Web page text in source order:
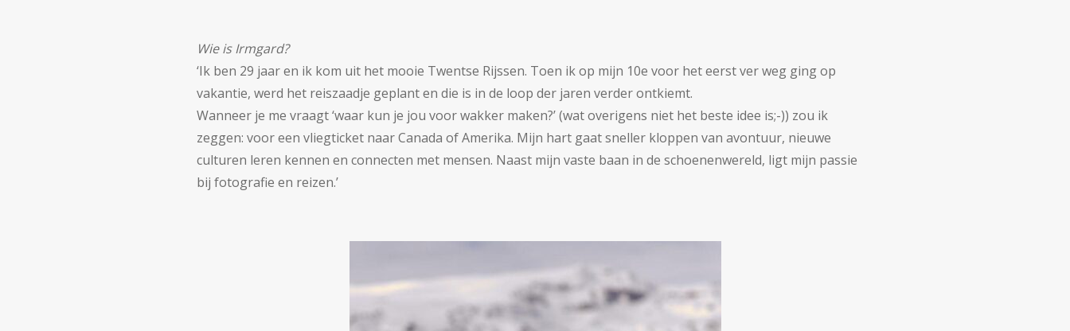
Wie is Irmgard?
‘Ik ben 29 jaar en ik kom uit het mooie Twentse Rijssen. Toen ik op mijn 10e voor het eerst ver weg ging op
vakantie, werd het reiszaadje geplant en die is in de loop der jaren verder ontkiemt.
Wanneer je me vraagt ‘waar kun je jou voor wakker maken?’ (wat overigens niet het beste idee is;-)) zou ik
zeggen: voor een vliegticket naar Canada of Amerika. Mijn hart gaat sneller kloppen van avontuur, nieuwe
culturen leren kennen en connecten met mensen. Naast mijn vaste baan in de schoenenwereld, ligt mijn passie
bij fotografie en reizen.’